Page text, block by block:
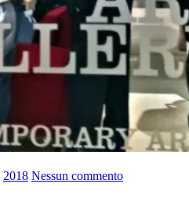
2018 Nessun commento